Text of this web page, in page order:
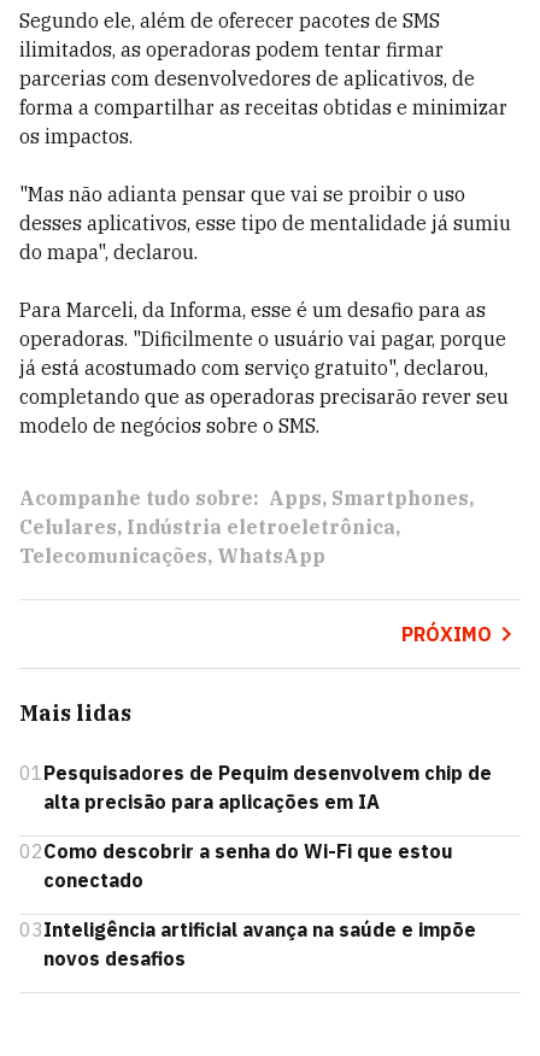
Segundo ele, além de oferecer pacotes de SMS
ilimitados, as operadoras podem tentar firmar
parcerias com desenvolvedores de aplicativos, de
forma a compartilhar as receitas obtidas e minimizar
os impactos.
"Mas não adianta pensar que vai se proibir o uso
desses aplicativos, esse tipo de mentalidade já sumiu
do mapa", declarou.
Para Marceli, da Informa, esse é um desafio para as
operadoras. "Dificilmente o usuário vai pagar, porque
já está acostumado com serviço gratuito", declarou,
completando que as operadoras precisarão rever seu
modelo de negócios sobre o SMS.
Acompanhe tudo sobre: Apps Smartphones
Celulares Indústria eletroeletrônica
Telecomunicações WhatsApp
PRÓXIMO
Mais lidas
01Pesquisadores de Pequim desenvolvem chip de
alta precisão para aplicações em IA
02Como descobrir a senha do Wi-Fi que estou
conectado
03Inteligência artificial avança na saúde e impõe
novos desafios